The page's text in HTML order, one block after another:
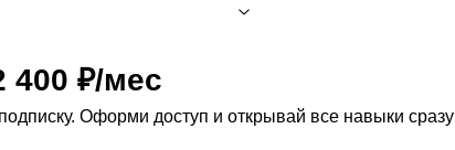
400 ₽/мес
Оформи доступ и открывай все навыки сразу